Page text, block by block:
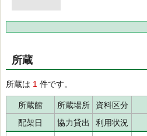
所蔵
所蔵は 1 件です。
所蔵館 所蔵場所 資料区分
配架日
協力貸出 利用状況